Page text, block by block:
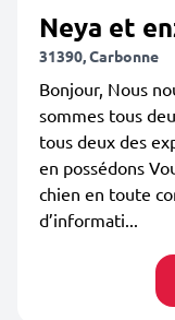
Neya et
31390, Carbonne
Bonjour, Nous
sommes tous
tous deux des
en possédons
chien en toute
d’informati...